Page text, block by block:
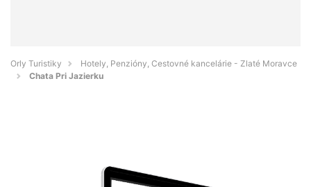
Orly Turistiky
Hotely, Penzióny, Cestovné kancelárie - Zlaté Moravce
Chata Pri Jazierku